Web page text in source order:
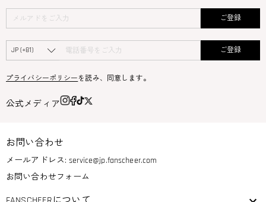
ご登録
ご登録
プライバシーポリシー を読み、同意します。
公式メディア
お問い合わせ
メールアドレス:service@jp.fanscheer.com
お問い合わせフォーム